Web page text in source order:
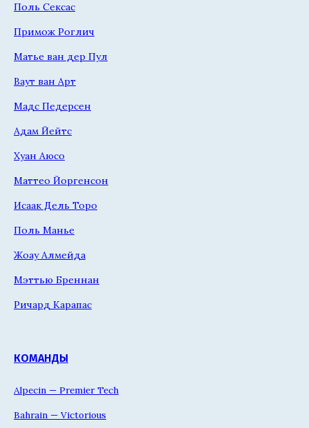
Поль Сексас
Примож Роглич
Матье ван дер Пул
Ваут ван Арт
Мадс Педерсен
Адам Йейтс
Хуан Аюсо
Маттео Йоргенсон
Исаак Дель Торо
Поль Манье
Жоау Алмейда
Мэттью Бреннан
Ричард Карапас
КОМАНДЫ
Alpecin — Premier Tech
Bahrain — Victorious